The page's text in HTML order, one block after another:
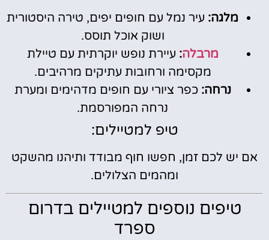
מלגה: עיר נמל עם חופים יפים, טירה היסטורית
ושוק אוכל תוסס.
מרבלה: עיירת נופש יוקרתית עם טיילת
מקסימה ורחובות עתיקים מרהיבים.
נרחה: כפר ציורי עם חופים מדהימים ומערת
נרחה המפורסמת.
טיפ למטיילים:
אם יש לכם זמן, חפשו חוף מבודד ותיהנו מהשקט
ומהמים הצלולים.
טיפים נוספים למטיילים בדרום
ספרד